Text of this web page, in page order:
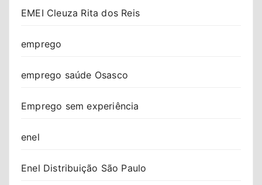
EMEI Cleuza Rita dos Reis
emprego
emprego saúde Osasco
Emprego sem experiência
enel
Enel Distribuição São Paulo